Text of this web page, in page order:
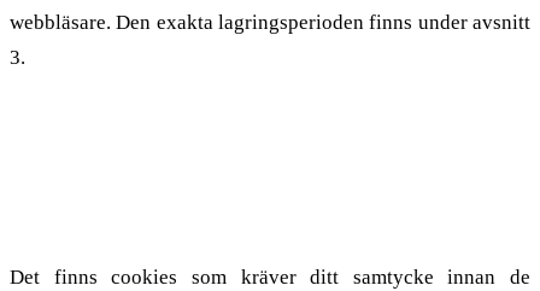
webbläsare. Den exakta lagringsperioden finns under avsnitt
3.
Det finns cookies som kräver ditt samtycke innan de